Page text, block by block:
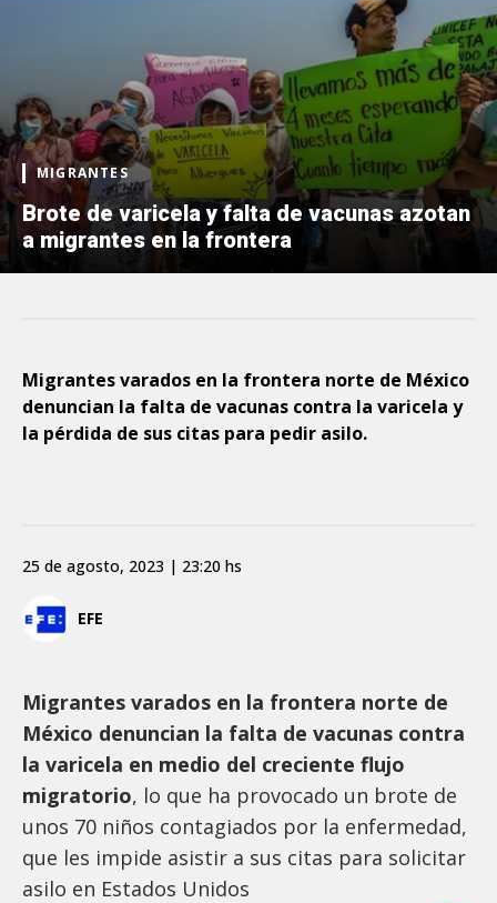
MIGRANTES
Brote de varicela y falta de vacunas azotan
a migrantes en la frontera
Migrantes varados en la frontera norte de México
denuncian la falta de vacunas contra la varicela y
la pérdida de sus citas para pedir asilo.
EFE
25 de agosto, 2023 | 23:20 hs
Migrantes varados en la frontera norte de
México denuncian la falta de vacunas contra
la varicela en medio del creciente flujo
migratorio, lo que ha provocado un brote de
unos 70 niños contagiados por la enfermedad,
que les impide asistir a sus citas para solicitar
asilo en Estados Unidos